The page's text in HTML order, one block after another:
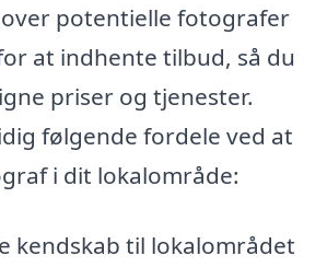
potentielle fotografer
at indhente tilbud, så du
priser og tjenester.
følgende fordele ved at
i dit lokalområde:
kendskab til lokalområdet